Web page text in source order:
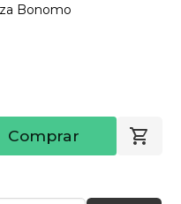
Bonomo
Comprar